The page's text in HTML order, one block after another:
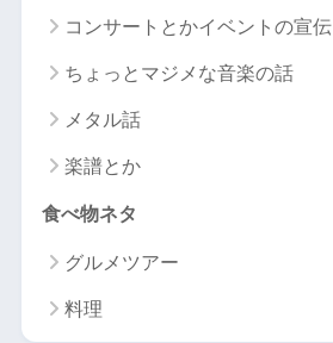
コンサートとかイベントの宣伝
ちょっとマジメな音楽の話
メタル話
楽譜とか
食べ物ネタ
グルメツアー
料理